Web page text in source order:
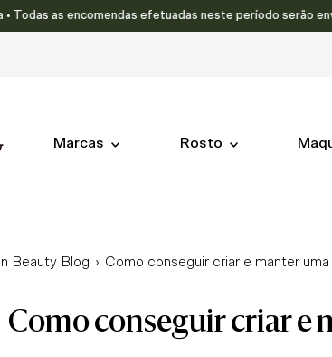
PT.accessibility.skip_to_text
as encomendas efetuadas neste período serão
Marcas Rosto
Beauty Blog › Como conseguir criar e manter
como conseguir criar e manter uma rotina eficaz de cuidados com a